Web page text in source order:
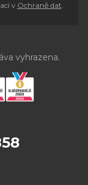
v Ochraně dat.
vyhrazena.